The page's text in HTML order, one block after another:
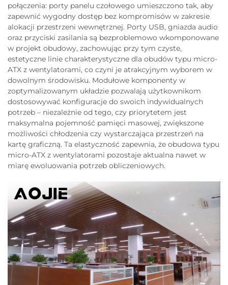
połączenia: porty panelu czołowego umieszczono tak, aby
zapewnić wygodny dostęp bez kompromisów w zakresie
alokacji przestrzeni wewnętrznej. Porty USB, gniazda audio
oraz przyciski zasilania są bezproblemowo wkomponowane
w projekt obudowy, zachowując przy tym czyste,
estetyczne linie charakterystyczne dla obudów typu micro-
ATX z wentylatorami, co czyni je atrakcyjnym wyborem w
dowolnym środowisku. Modułowe komponenty w
zoptymalizowanym układzie pozwalają użytkownikom
dostosowywać konfiguracje do swoich indywidualnych
potrzeb – niezależnie od tego, czy priorytetem jest
maksymalna pojemność pamięci masowej, zwiększone
możliwości chłodzenia czy wystarczająca przestrzeń na
kartę graficzną. Ta elastyczność zapewnia, że obudowa typu
micro-ATX z wentylatorami pozostaje aktualna nawet w
miarę ewoluowania potrzeb obliczeniowych.